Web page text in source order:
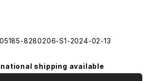
8280206-S1-2024-02-13
shipping available